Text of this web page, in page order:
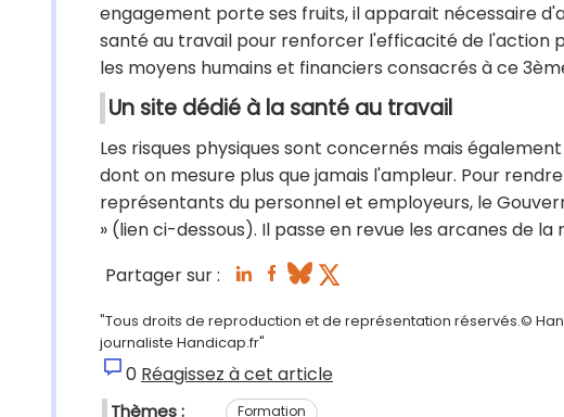
engagement porte ses fruits, il apparait nécessaire
santé au travail pour renforcer l'efficacité de l'action
les moyens humains et financiers consacrés à ce
Un site dédié à la santé au travail
Les risques physiques sont concernés mais
dont on mesure plus que jamais l'ampleur. Pour
représentants du personnel et employeurs, le
» (lien ci-dessous). Il passe en revue les arcanes de
Partager sur :
"Tous droits de reproduction et de représentation réservés.©
journaliste Handicap.fr"
0 Réagissez à cet article
Thèmes : Formation